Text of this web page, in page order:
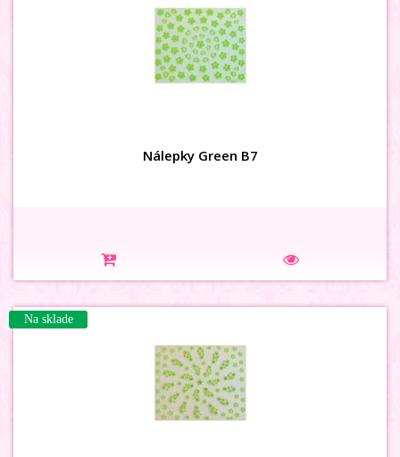
Nálepky Green B7
Na sklade